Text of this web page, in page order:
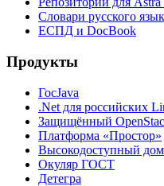
Словари русского
ЕСПД и DocBook
Продукты
ГосJava
.Net для российских
Защищённый
Платформа «Простор»
Высокодоступный
Окуляр ГОСТ
Детегра